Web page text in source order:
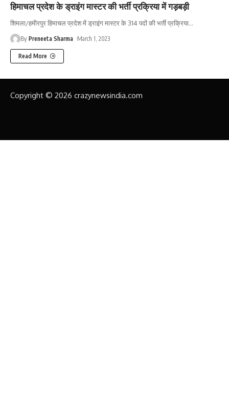
हिमाचल प्रदेश के ड्राइंग मास्टर की भर्ती प्रक्रिया में गड़बड़ी
शिमला/हमीरपुर हिमाचल प्रदेश में ड्राइंग मास्टर के 314 पदों की भर्ती प्रक्रिया…
By Preneeta Sharma March 1, 2023
Read More
Copyright © 2026 crazynewsindia.com